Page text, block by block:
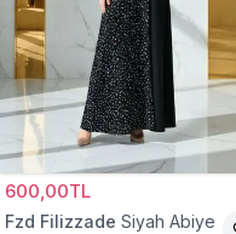
600,00TL
Fzd Filizzade Siyah Abiye